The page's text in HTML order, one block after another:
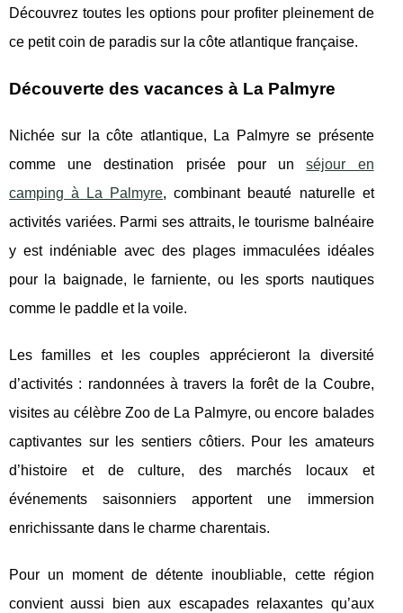
Découvrez toutes les options pour profiter pleinement de
ce petit coin de paradis sur la côte atlantique française.
Découverte des vacances à La Palmyre
Nichée sur la côte atlantique, La Palmyre se présente
comme une destination prisée pour unséjour en
camping à La Palmyre, combinant beauté naturelle et
activités variées. Parmi ses attraits, le tourisme balnéaire
y est indéniable avec des plages immaculées idéales
pour la baignade, le farniente, ou les sports nautiques
comme le paddle et la voile.
Les familles et les couples apprécieront la diversité
d’activités : randonnées à travers la forêt de la Coubre,
visites au célèbre Zoo de La Palmyre, ou encore balades
captivantes sur les sentiers côtiers. Pour les amateurs
d’histoire et de culture, des marchés locaux et
événements saisonniers apportent une immersion
enrichissante dans le charme charentais.
Pour un moment de détente inoubliable, cette région
convient aussi bien aux escapades relaxantes qu’aux